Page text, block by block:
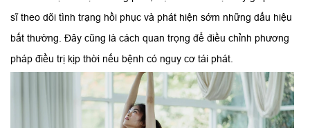
sĩ theo dõi tình trạng hồi phục và phát hiện sớm những dấu hiệu
bất thường. Đây cũng là cách quan trọng để điều chỉnh phương
pháp điều trị kịp thời nếu bệnh có nguy cơ tái phát.